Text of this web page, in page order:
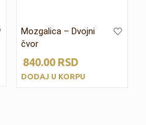
Mozgalica – Dvojni
čvor
840.00RSD
DODAJ U KORPU